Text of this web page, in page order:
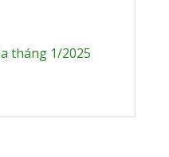
tháng 1/2025